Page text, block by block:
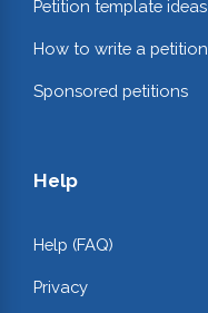
Petition template ideas
How to write a petition
Sponsored petitions
Help
Help (FAQ)
Privacy